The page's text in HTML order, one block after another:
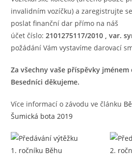
invalidním vozíčku) a zaregistrujte
poslat finanční dar přímo na náš
účet číslo:2101275117/2010 , var.
požádání Vám vystavíme darovací
Za všechny vaše příspěvky
Besedníci děkujeme.
Více informací o závodu ve článku
Šumická bota 2019